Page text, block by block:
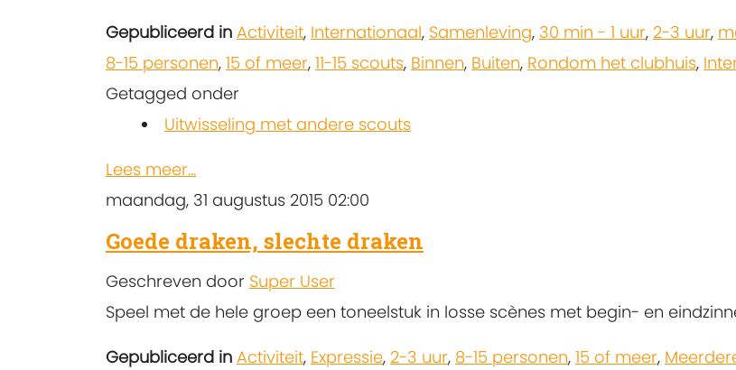
Gepubliceerd in Activiteit, Internationaal, Samenleving, 30 min - 1 uur, 2-3 uur,
8-15 personen, 15 of meer, 11-15 scouts, Binnen, Buiten, Rondom het clubhuis,
Getagged onder
Uitwisseling met andere scouts
Lees meer...
maandag, 31 augustus 2015 02:00
Goede draken, slechte draken
Geschreven door Super User
Speel met de hele groep een toneelstuk in losse scènes met begin- en
Gepubliceerd in Activiteit, Expressie, 2-3 uur, 8-15 personen, 15 of meer,